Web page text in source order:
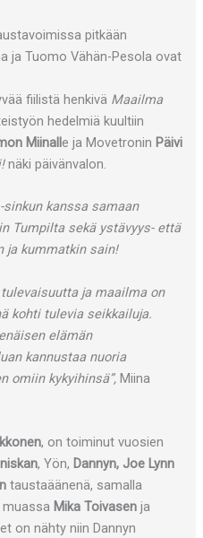
pitkään
ja Tuomo Vähän-Pesola ovat
fiilistä henkivä Maailma
hedelmiä kuultiin
Miinalle ja Movetronin Päivi
näki päivänvalon.
sinkun kanssa samaan
Tumpilta sekä ystävyys- että
ja kummatkin sain!
ja maailma on
kohti tulevia seikkailuja.
elämän
kannustaa nuoria
omiin kykyihinsä”, Miina
, on toiminut vuosien
, Yön, Dannyn, Joe Lynn
taustaäänenä, samalla
Mika Toivasen ja
on nähty niin Dannyn